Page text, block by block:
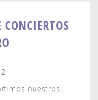
nuestros